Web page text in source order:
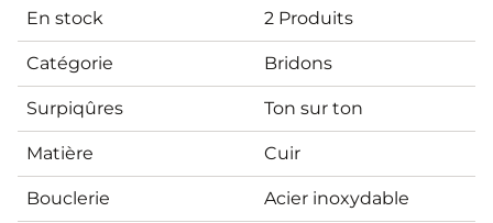
En stock 2 Produits
Catégorie Bridons
Surpiqûres Ton sur ton
Matière Cuir
Bouclerie Acier inoxydable